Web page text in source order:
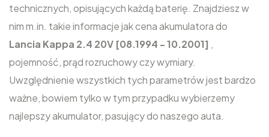
technicznych, opisujących każdą baterię. Znajdziesz w
nim m.in. takie informacje jak cena akumulatora do
Lancia Kappa 2.4 20V [08.1994 - 10.2001] ,
pojemność, prąd rozruchowy czy wymiary.
Uwzględnienie wszystkich tych parametrów jest bardzo
ważne, bowiem tylko w tym przypadku wybierzemy
najlepszy akumulator, pasujący do naszego auta.